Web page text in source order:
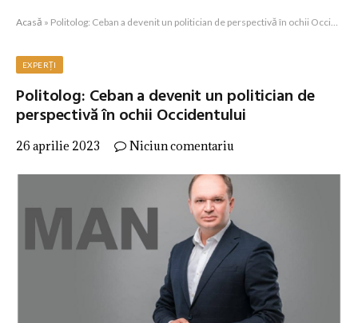
Acasă » Politolog: Ceban a devenit un politician de perspectivă în ochii Occidentului
EXPERȚI
Politolog: Ceban a devenit un politician de
perspectivă în ochii Occidentului
26 aprilie 2023 Niciun comentariu